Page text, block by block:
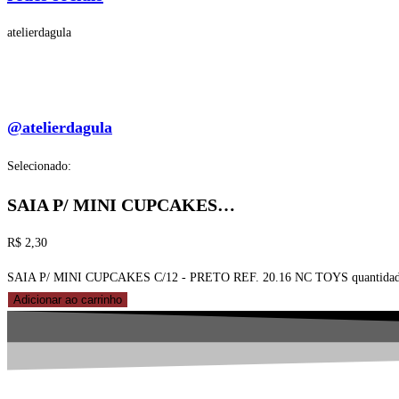
atelierdagula
@atelierdagula
Selecionado:
SAIA P/ MINI CUPCAKES…
R$ 2,30
SAIA P/ MINI CUPCAKES C/12 - PRETO REF. 20.16 NC TOYS
Adicionar ao carrinho